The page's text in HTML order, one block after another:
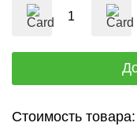
Стоимость товара: